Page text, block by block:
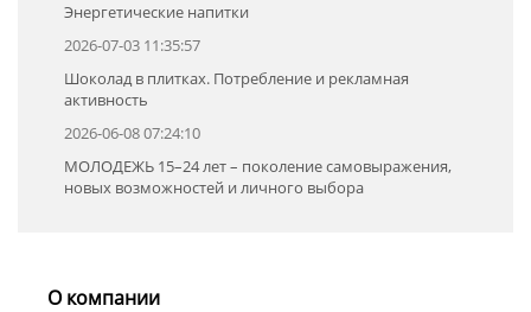
Энергетические напитки
2026-07-03 11:35:57
Шоколад в плитках. Потребление и рекламная
активность
2026-06-08 07:24:10
МОЛОДЕЖЬ 15–24 лет – поколение самовыражения,
новых возможностей и личного выбора
О компании